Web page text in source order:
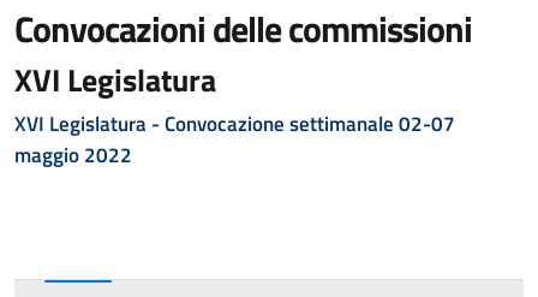
convocazioni delle commissioni
XVI Legislatura
XVI Legislatura - Convocazione settimanale 02-07
maggio 2022